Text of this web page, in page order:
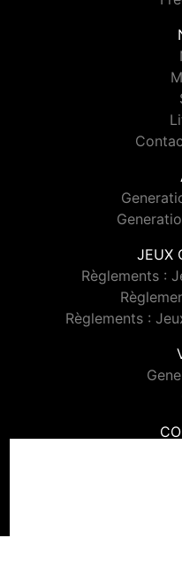
JEUX
Règlements :
Règlements :